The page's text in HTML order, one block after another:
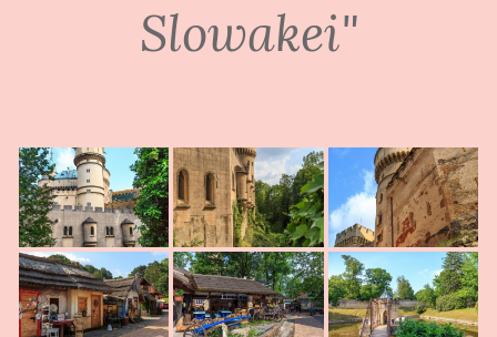
Slowakei"